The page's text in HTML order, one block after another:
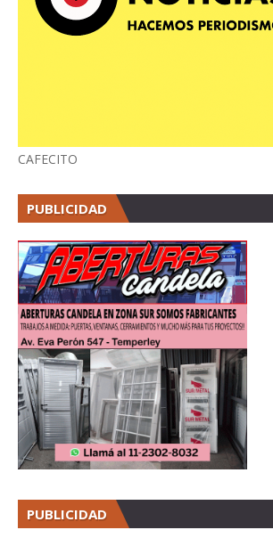
CAFECITO
PUBLICIDAD
PUBLICIDAD